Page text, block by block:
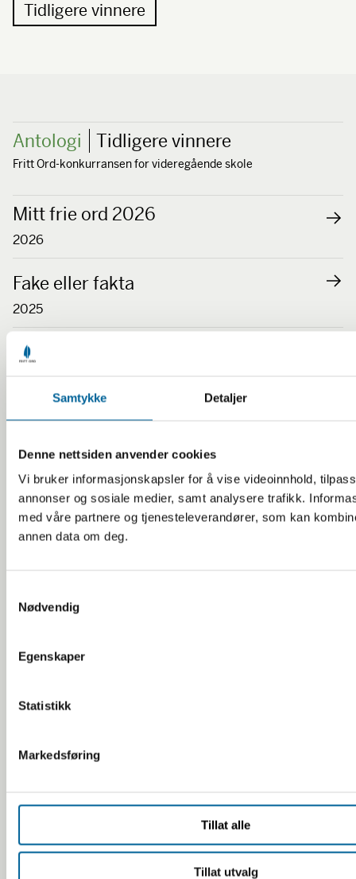
Samtykke Detaljer
Denne nettsiden anvender cookies
Vi bruker informasjonskapsler for å vise videoinnhold,
annonser og sosiale medier, samt analysere trafikk.
med våre partnere og tjenesteleverandører, som kan
annen data om deg.
Nødvendig
Egenskaper
Statistikk
Markedsføring
Tillat alle
Tillat utvalg
Tidligere vinnere
Antologi Tidligere vinnere
Fritt Ord-konkurransen for videregående skole
Mitt frie ord 2026
2026
Fake eller fakta
2025
Jeg skroller, altså er jeg
Konspirasjonsteorier
2023
Jeg er uenig
2022
2020
Tegn
Propaganda
Folkefiender